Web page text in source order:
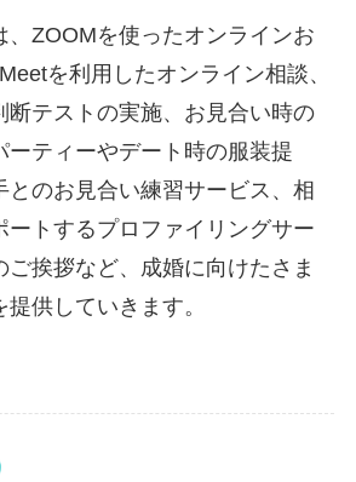
ZOOMを使ったオンラインお
を利用したオンライン相談、
断テストの実施、お見合い時の
ーティーやデート時の服装提
とのお見合い練習サービス、相
ートするプロファイリングサー
ご挨拶など、成婚に向けたさま
供していきます。